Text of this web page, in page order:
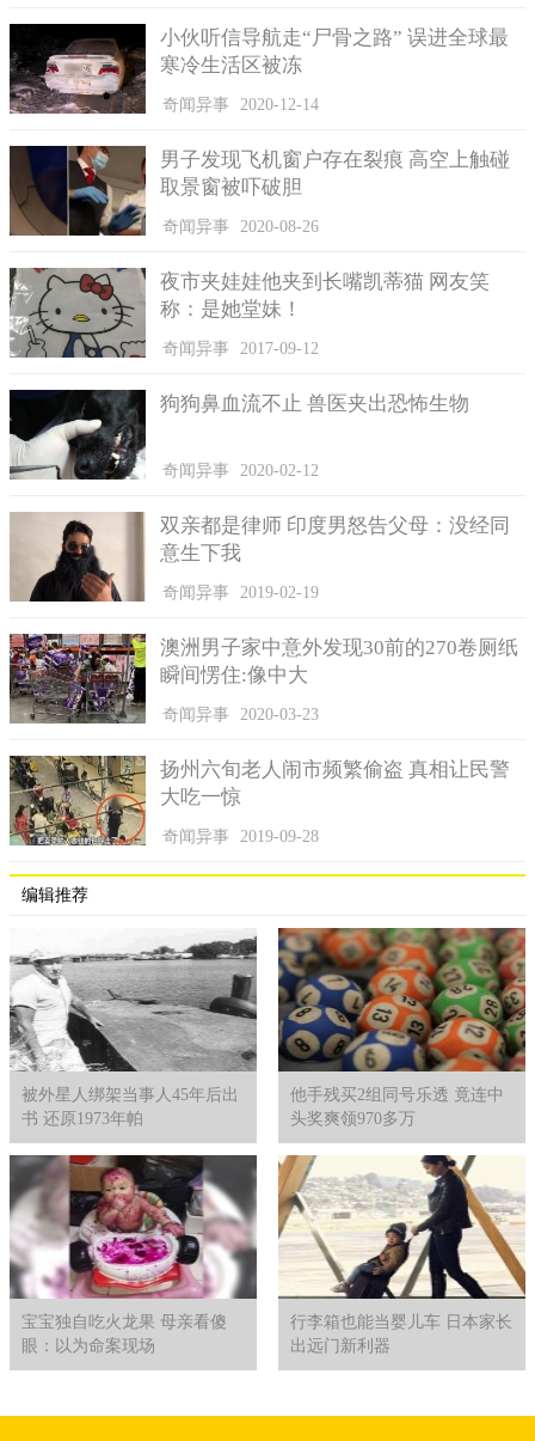
小伙听信导航走“尸骨之路” 误进全球最
寒冷生活区被冻
奇闻异事 2020-12-14
男子发现飞机窗户存在裂痕 高空上触碰
取景窗被吓破胆
奇闻异事 2020-08-26
夜市夹娃娃他夹到长嘴凯蒂猫 网友笑
称：是她堂妹！
奇闻异事 2017-09-12
狗狗鼻血流不止 兽医夹出恐怖生物
奇闻异事 2020-02-12
双亲都是律师 印度男怒告父母：没经同
意生下我
奇闻异事 2019-02-19
澳洲男子家中意外发现30前的270卷厕纸
瞬间愣住:像中大
奇闻异事 2020-03-23
扬州六旬老人闹市频繁偷盗 真相让民警
大吃一惊
奇闻异事 2019-09-28
编辑推荐
被外星人绑架当事人45年后出
书 还原1973年帕
他手残买2组同号乐透 竟连中
头奖爽领970多万
宝宝独自吃火龙果 母亲看傻
眼：以为命案现场
行李箱也能当婴儿车 日本家长
出远门新利器